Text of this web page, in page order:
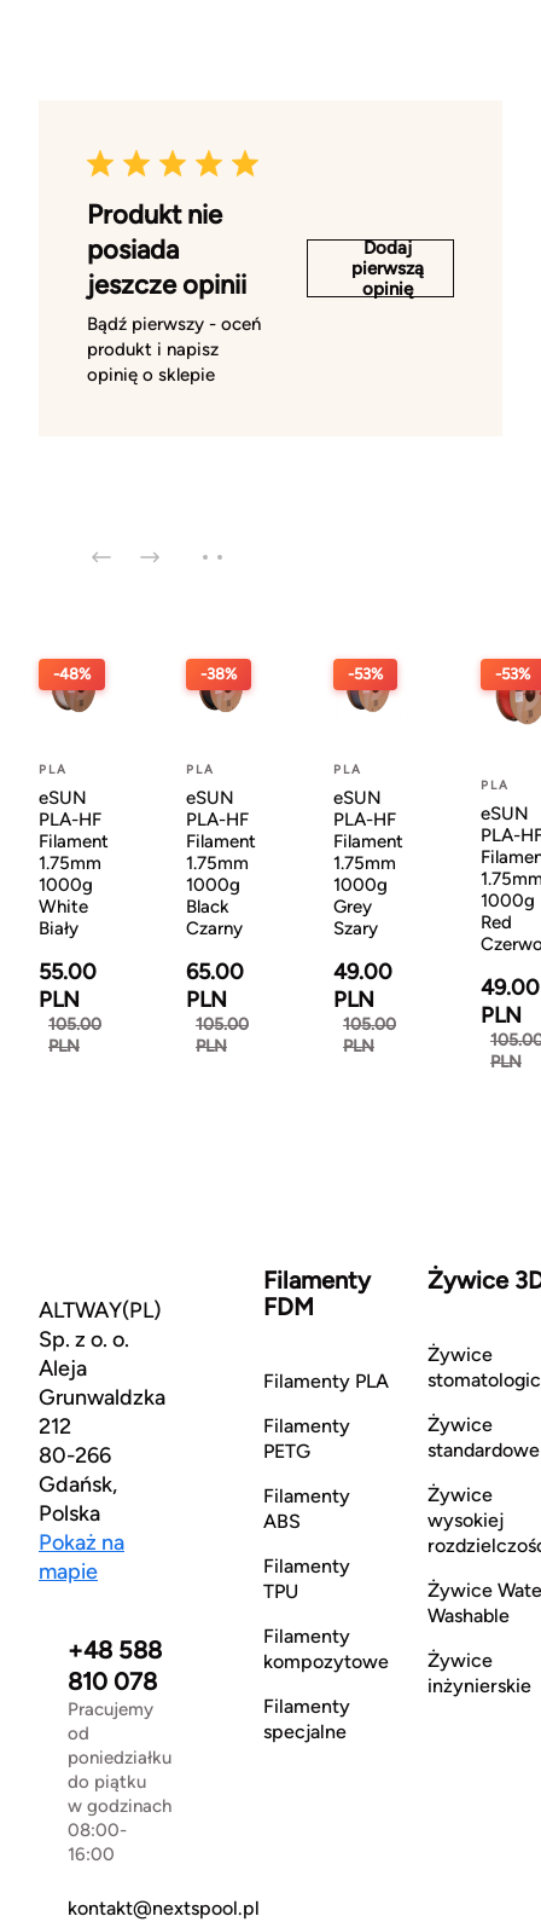
Produkt nie
posiada
jeszcze opinii
Bądź pierwszy - oceń
produkt i napisz
opinię o sklepie
Dodaj
pierwszą
opinię
-48%
PLA
eSUN
PLA-HF
Filament
1.75mm
1000g
White
Biały
55.00
PLN
105.00
PLN
-38%
PLA
eSUN
PLA-HF
Filament
1.75mm
1000g
Black
Czarny
65.00
PLN
105.00
PLN
-53%
PLA
eSUN
PLA-HF
Filament
1.75mm
1000g
Grey
Szary
49.00
PLN
105.00
PLN
-53%
PLA
eSUN
PLA-
1000g
Red
49.00
PLN
PLN
ALTWAY(PL)
Sp. z o. o.
Aleja
Grunwaldzka
212
80-266
Gdańsk,
Polska
Pokaż na
mapie
+48 588
810 078
Pracujemy
od
poniedziałku
do piątku
w godzinach
08:00-
16:00
kontakt@nextspool.pl
Filamenty
FDM
Filamenty PLA
Filamenty
PETG
Filamenty
ABS
Filamenty
TPU
Filamenty
kompozytowe
Filamenty
specjalne
Żywice
Żywice
Żywice
standardowe
Żywice
wysokiej
Żywice
Washable
Żywice
inżynierskie